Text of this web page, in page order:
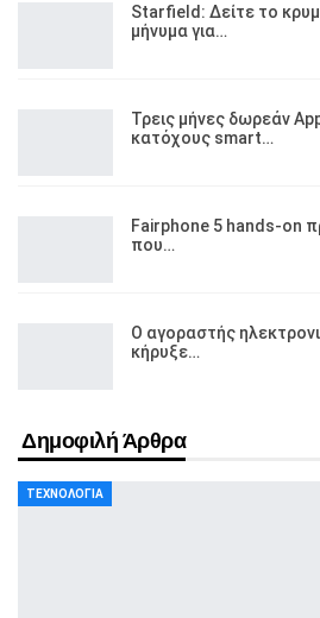
Starfield: Δείτε το
μήνυμα για…
Τρεις μήνες δωρεάν
κατόχους smart…
Fairphone 5 hands-on
που…
Ο αγοραστής
κήρυξε…
Δημοφιλή Άρθρα
ΤΕΧΝΟΛΟΓΊΑ